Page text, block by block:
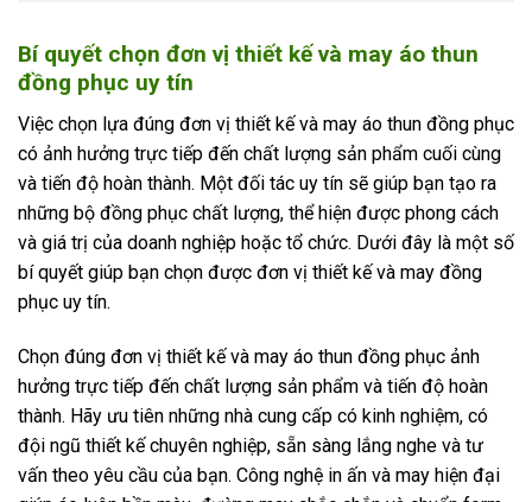
Bí quyết chọn đơn vị thiết kế và may áo thun
đồng phục uy tín
Việc chọn lựa đúng đơn vị thiết kế và may áo thun đồng phục
có ảnh hưởng trực tiếp đến chất lượng sản phẩm cuối cùng
và tiến độ hoàn thành. Một đối tác uy tín sẽ giúp bạn tạo ra
những bộ đồng phục chất lượng, thể hiện được phong cách
và giá trị của doanh nghiệp hoặc tổ chức. Dưới đây là một số
bí quyết giúp bạn chọn được đơn vị thiết kế và may đồng
phục uy tín.
Chọn đúng đơn vị thiết kế và may áo thun đồng phục ảnh
hưởng trực tiếp đến chất lượng sản phẩm và tiến độ hoàn
thành. Hãy ưu tiên những nhà cung cấp có kinh nghiệm, có
đội ngũ thiết kế chuyên nghiệp, sẵn sàng lắng nghe và tư
vấn theo yêu cầu của bạn. Công nghệ in ấn và may hiện đại